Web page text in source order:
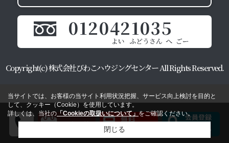
0120421035
Copyright(c) 株式会社びわこハウジングセンター All Rights Reserved.
当サイトでは、お客様の当サイト利用状況把握、サービス向上検討を目的と
して、クッキー（Cookie）を使用しています。
詳しくは、当社の 「Cookieの取扱いについて」 をご確認ください。
閉じる